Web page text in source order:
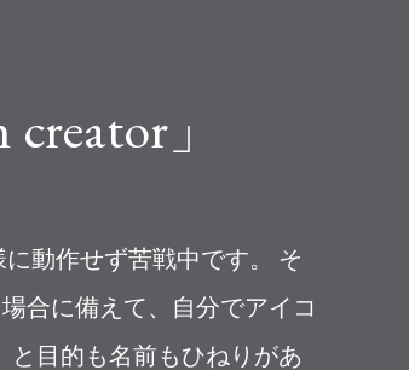
」
動作せず苦戦中です。 そ
合に備えて、自分でアイコ
と目的も名前もひねりがあ